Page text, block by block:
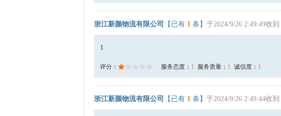
浙江新颜物流有限公司 【已有 1 条】 于2024/9/26 2:49:49收到
1
评分： 服务态度： 1 服务质量： 1 诚信度： 1
浙江新颜物流有限公司 【已有 1 条】 于2024/9/26 2:49:44收到